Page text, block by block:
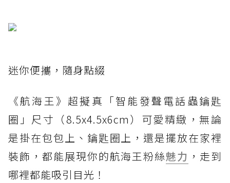
迷你便攜，隨身點綴
《航海王》超擬真「智能發聲電話蟲鑰匙
圈」尺寸（8.5x4.5x6cm）可愛精緻，無論
是掛在包包上、鑰匙圈上，還是擺放在家裡
裝飾，都能展現你的航海王粉絲魅力 ，走到
哪裡都能吸引目光！